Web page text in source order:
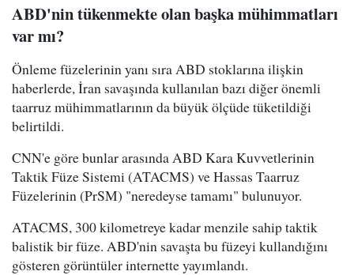
ABD'nin tükenmekte olan başka mühimmatları
var mı?
Önleme füzelerinin yanı sıra ABD stoklarına ilişkin
haberlerde, İran savaşında kullanılan bazı diğer önemli
taarruz mühimmatlarının da büyük ölçüde tüketildiği
belirtildi.
CNN'e göre bunlar arasında ABD Kara Kuvvetlerinin
Taktik Füze Sistemi (ATACMS) ve Hassas Taarruz
Füzelerinin (PrSM) "neredeyse tamamı" bulunuyor.
ATACMS, 300 kilometreye kadar menzile sahip taktik
balistik bir füze. ABD'nin savaşta bu füzeyi kullandığını
gösteren görüntüler internette yayımlandı.